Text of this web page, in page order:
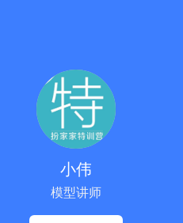
小伟
模型讲师